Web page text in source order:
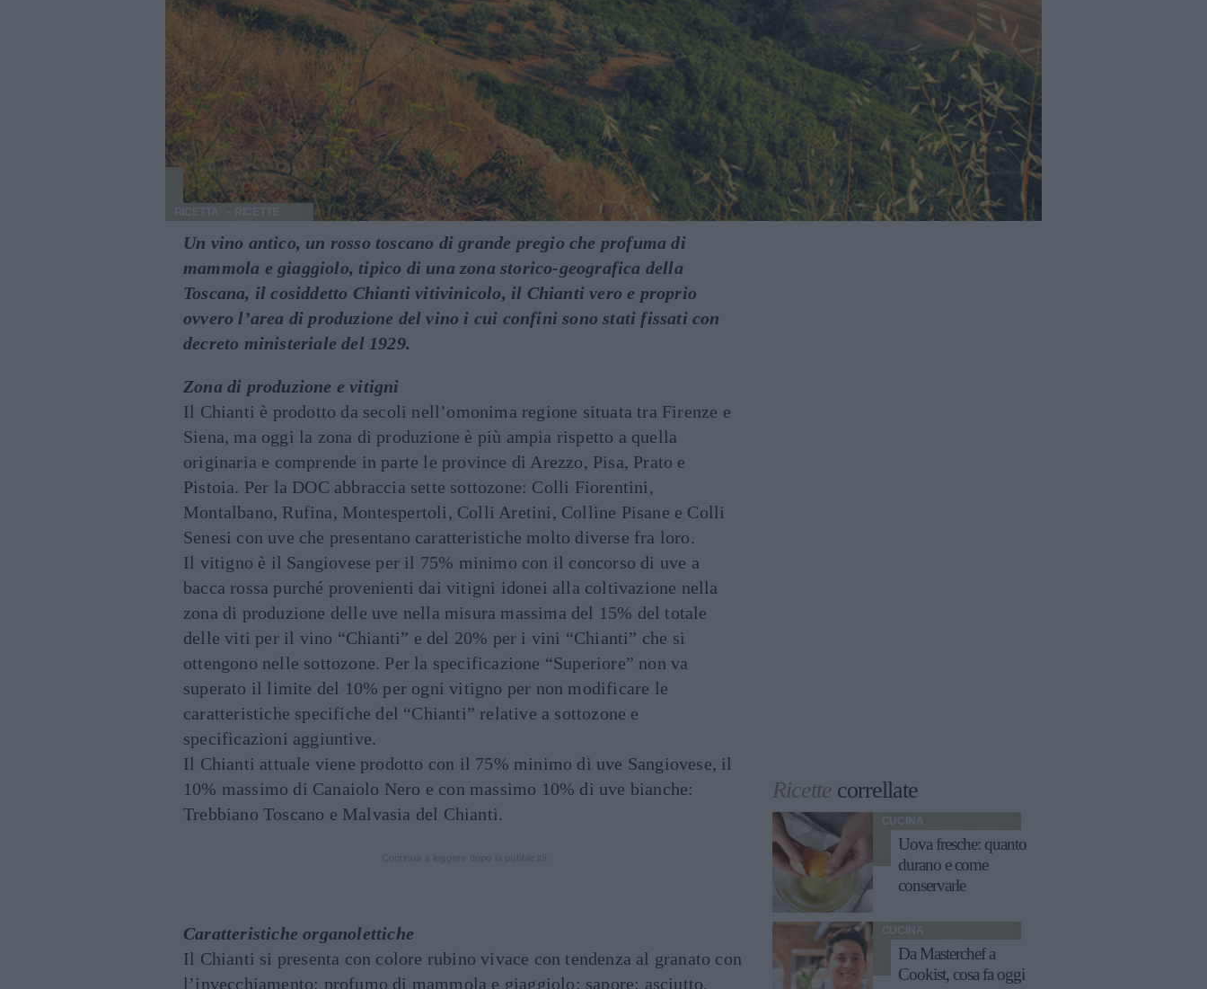
RICETTA
Un vino antico, un rosso toscano di grande pregio che profuma di
mammola e giaggiolo, tipico di una zona storico-geografica della
Toscana, il cosiddetto Chianti vitivinicolo, il Chianti vero e proprio
ovvero l’area di produzione del vino i cui confini sono stati fissati con
decreto ministeriale del 1929.
Zona di produzione e vitigni
Il Chianti è prodotto da secoli nell’omonima regione situata tra Firenze e
Siena, ma oggi la zona di produzione è più ampia rispetto a quella
originaria e comprende in parte le province di Arezzo, Pisa, Prato e
Pistoia. Per la DOC abbraccia sette sottozone: Colli Fiorentini,
Montalbano, Rufina, Montespertoli, Colli Aretini, Colline Pisane e Colli
Senesi con uve che presentano caratteristiche molto diverse fra loro.
Il vitigno è il Sangiovese per il 75% minimo con il concorso di uve a
bacca rossa purché provenienti dai vitigni idonei alla coltivazione nella
zona di produzione delle uve nella misura massima del 15% del totale
delle viti per il vino “Chianti” e del 20% per i vini “Chianti” che si
ottengono nelle sottozone. Per la specificazione “Superiore” non va
superato il limite del 10% per ogni vitigno per non modificare le
caratteristiche specifiche del “Chianti” relative a sottozone e
specificazioni aggiuntive.
Il Chianti attuale viene prodotto con il 75% minimo di uve Sangiovese, il
10% massimo di Canaiolo Nero e con massimo 10% di uve bianche:
Trebbiano Toscano e Malvasia del Chianti.
Caratteristiche organolettiche
Il Chianti si presenta con colore rubino vivace con tendenza al granato con
l’invecchiamento; profumo di mammola e giaggiolo; sapore: asciutto,
Ricette correllate
CUCINA
Uova fresche: quanto
durano e come
conservarle
CUCINA
Da Masterchef a
Cookist, cosa fa oggi